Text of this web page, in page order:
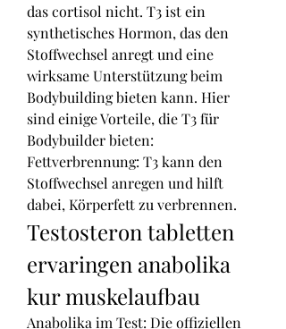
das cortisol nicht. T3 ist ein
synthetisches Hormon, das den
Stoffwechsel anregt und eine
wirksame Unterstützung beim
Bodybuilding bieten kann. Hier
sind einige Vorteile, die T3 für
Bodybuilder bieten:
Fettverbrennung: T3 kann den
Stoffwechsel anregen und hilft
dabei, Körperfett zu verbrennen.
Testosteron tabletten
ervaringen anabolika
kur muskelaufbau
Anabolika im Test: Die offiziellen